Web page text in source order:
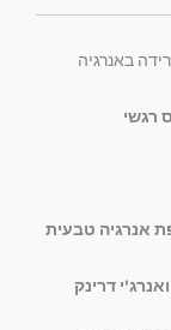
באנרגיה
רגשי
אנרגיה טבעית
דרינק